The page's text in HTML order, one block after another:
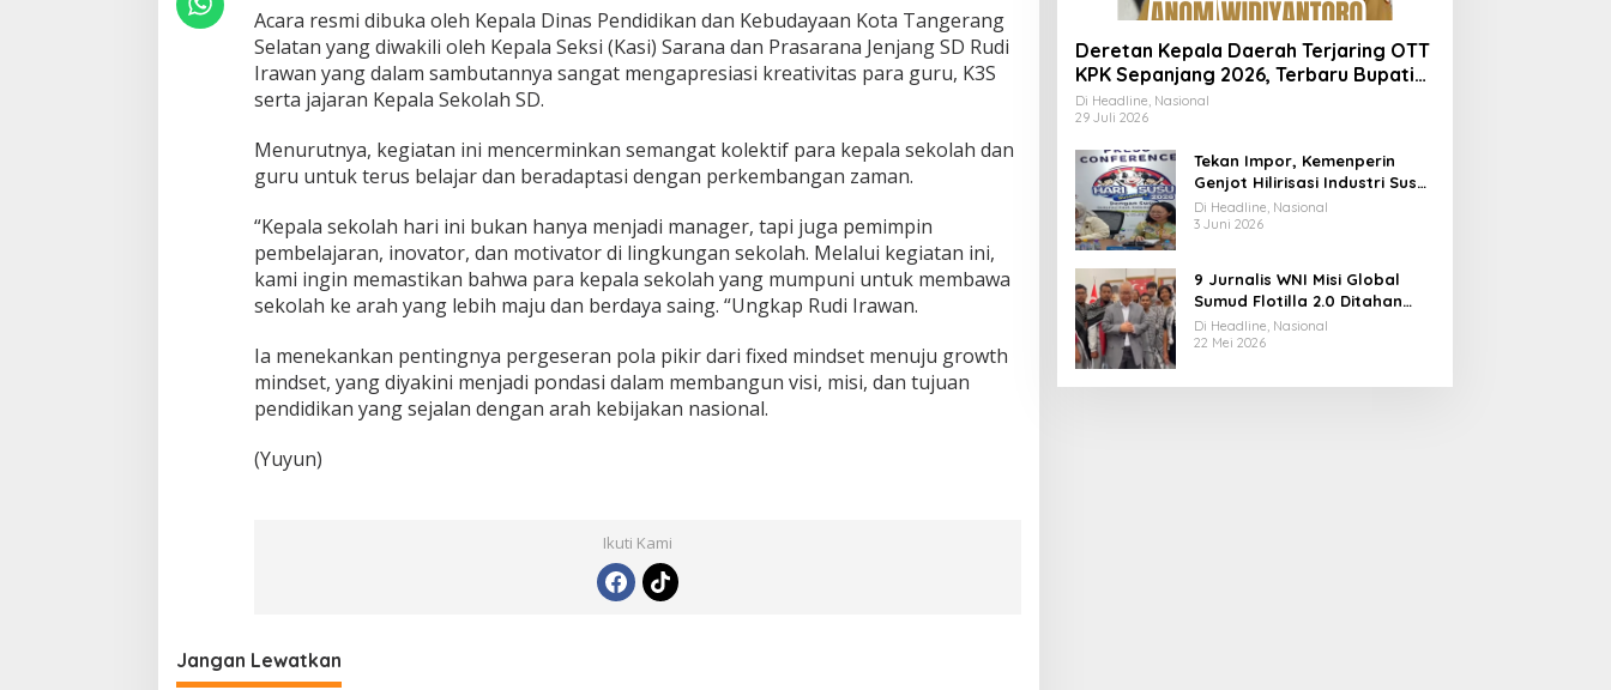
Acara resmi dibuka oleh Kepala Dinas Pendidikan dan Kebudayaan Kota Tangerang
Selatan yang diwakili oleh Kepala Seksi (Kasi) Sarana dan Prasarana Jenjang SD Rudi
Irawan yang dalam sambutannya sangat mengapresiasi kreativitas para guru, K3S
serta jajaran Kepala Sekolah SD.
Menurutnya, kegiatan ini mencerminkan semangat kolektif para kepala sekolah dan
guru untuk terus belajar dan beradaptasi dengan perkembangan zaman.
“Kepala sekolah hari ini bukan hanya menjadi manager, tapi juga pemimpin
pembelajaran, inovator, dan motivator di lingkungan sekolah. Melalui kegiatan ini,
kami ingin memastikan bahwa para kepala sekolah yang mumpuni untuk membawa
sekolah ke arah yang lebih maju dan berdaya saing. “Ungkap Rudi Irawan.
Ia menekankan pentingnya pergeseran pola pikir dari fixed mindset menuju growth
mindset, yang diyakini menjadi pondasi dalam membangun visi, misi, dan tujuan
pendidikan yang sejalan dengan arah kebijakan nasional.
(Yuyun)
Ikuti Kami
Jangan Lewatkan
Deretan Kepala Daerah Terjaring OTT
KPK Sepanjang 2026, Terbaru Bupati
Pemalang Anom Widiyantoro
Di Headline, Nasional
29 Juli 2026
Tekan Impor, Kemenperin
Genjot Hilirisasi Industri Susu
Lewat Momen Hari Susu
Nusantara 2026
Di Headline, Nasional
3 Juni 2026
9 Jurnalis WNI Misi Global
Sumud Flotilla 2.0 Ditahan
Militer Israel, Kini Dibebaskan
dan Dievakuasi ke Istanbul
Di Headline, Nasional
22 Mei 2026